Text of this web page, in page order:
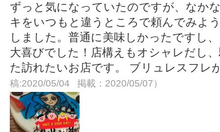
ずっと気になっていたのですが、なか
キをいつもと違うところで頼んでみよ
しました。普通に美味しかったですし
大喜びでした！店構えもオシャレだし
た訪れたいお店です。 ブリュレスフレ
稿:2020/05/04 掲載：2020/05/07）